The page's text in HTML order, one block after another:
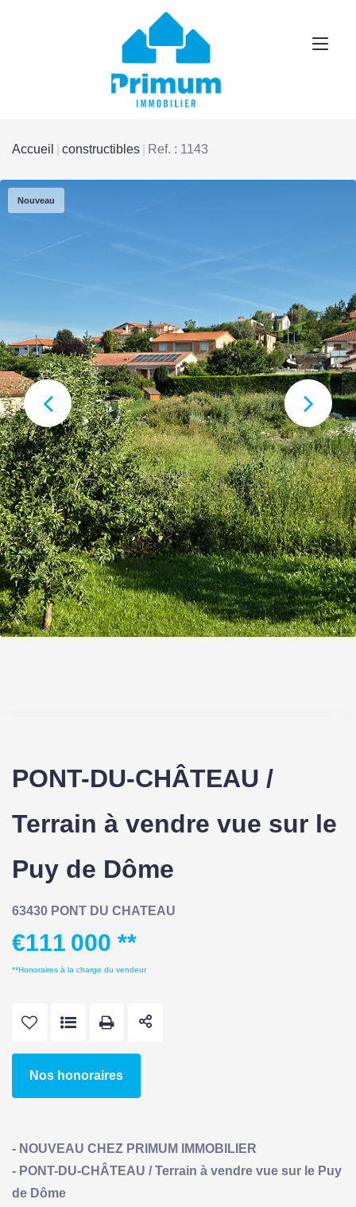
Accueil constructibles Ref. : 1143
Nouveau
PONT-DU-CHÂTEAU /
Terrain à vendre vue sur le
Puy de Dôme
63430 PONT DU CHATEAU
€111 000 **
**Honoraires à la charge du vendeur
Nos honoraires
- NOUVEAU CHEZ PRIMUM IMMOBILIER
- PONT-DU-CHÂTEAU / Terrain à vendre vue sur le Puy
de Dôme